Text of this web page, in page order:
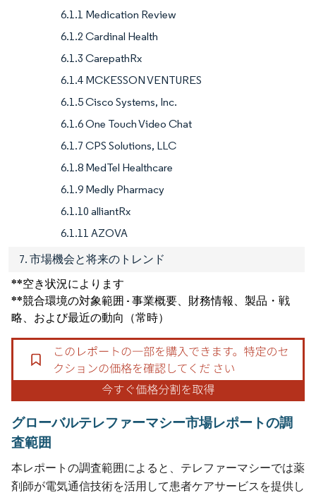
6.1.1 Medication Review
6.1.2 Cardinal Health
6.1.3 CarepathRx
6.1.4 MCKESSON VENTURES
6.1.5 Cisco Systems, Inc.
6.1.6 One Touch Video Chat
6.1.7 CPS Solutions, LLC
6.1.8 MedTel Healthcare
6.1.9 Medly Pharmacy
6.1.10 alliantRx
6.1.11 AZOVA
7. 市場機会と将来のトレンド
**空き状況によります
**競合環境の対象範囲 - 事業概要、財務情報、製品・戦
略、および最近の動向（常時）
グローバルテレファーマシー市場レポートの調
査範囲
本レポートの調査範囲によると、テレファーマシーでは薬
剤師が電気通信技術を活用して患者ケアサービスを提供し